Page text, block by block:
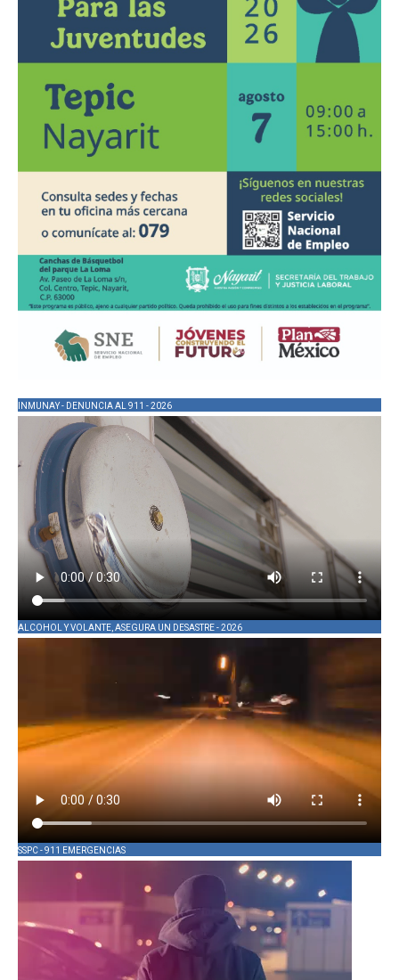
INMUNAY - DENUNCIA AL 911 - 2026
ALCOHOL Y VOLANTE, ASEGURA UN DESASTRE - 2026
SSPC - 911 EMERGENCIAS